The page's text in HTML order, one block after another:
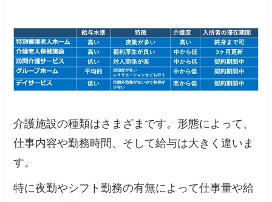
介護施設の種類はさまざまです。形態によって、
仕事内容や勤務時間、そして給与は大きく違いま
す。
特に夜勤やシフト勤務の有無によって仕事量や給